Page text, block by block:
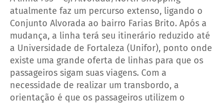
atualmente faz um percurso extenso, ligando o
Conjunto Alvorada ao bairro Farias Brito. Após a
mudança, a linha terá seu itinerário reduzido até
a Universidade de Fortaleza (Unifor), ponto onde
existe uma grande oferta de linhas para que os
passageiros sigam suas viagens. Com a
necessidade de realizar um transbordo, a
orientação é que os passageiros utilizem o